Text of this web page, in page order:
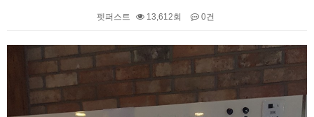
펫퍼스트 13,612회 0건